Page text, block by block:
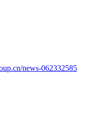
news-062332585